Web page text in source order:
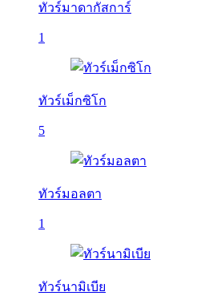
ทัวร์มาดากัสการ์
1
ทัวร์เม็กซิโก
5
ทัวร์มอลตา
1
ทัวร์นามิเบีย